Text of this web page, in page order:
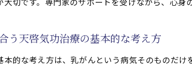
ステージ4乳がんに挑む気功施術
乳がん最前線で語られる天啓
施術現場で実感する寛解に向
う天啓気功治療の基本的な考え方
本的な考え方は、乳がんという病気そのものだ